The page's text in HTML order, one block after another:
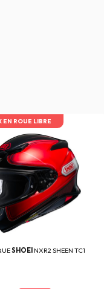
EN ROUE LIBRE
SHOEI NXR2 SHEEN TC1